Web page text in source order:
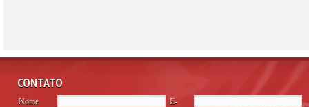
CONTATO
Nome
E-